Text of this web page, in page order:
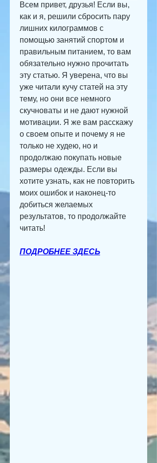
Всем привет, друзья! Если вы,
как и я, решили сбросить пару
лишних килограммов с
помощью занятий спортом и
правильным питанием, то вам
обязательно нужно прочитать
эту статью. Я уверена, что вы
уже читали кучу статей на эту
тему, но они все немного
скучноваты и не дают нужной
мотивации. Я же вам расскажу
о своем опыте и почему я не
только не худею, но и
продолжаю покупать новые
размеры одежды. Если вы
хотите узнать, как не повторить
моих ошибок и наконец-то
добиться желаемых
результатов, то продолжайте
читать!
ПОДРОБНЕЕ ЗДЕСЬ